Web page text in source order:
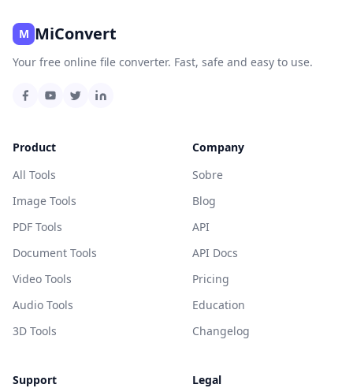
M MiConvert
Your free online file converter. Fast, safe and easy to use.
Product
All Tools
Image Tools
PDF Tools
Document Tools
Video Tools
Audio Tools
3D Tools
Company
Sobre
Blog
API
API Docs
Pricing
Education
Changelog
Support
Legal